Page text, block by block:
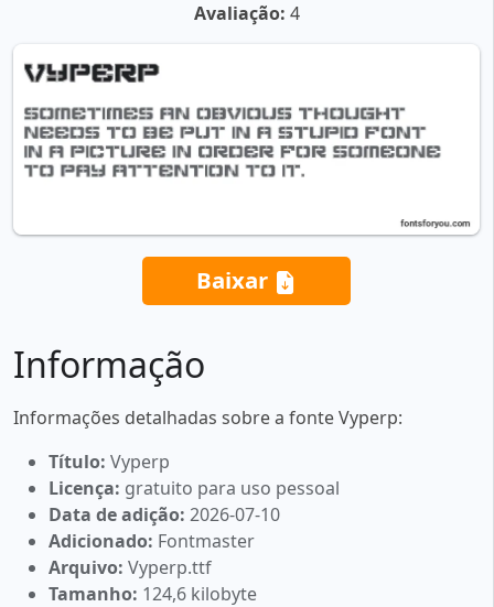
Avaliação: 4
Baixar
Informação
Informações detalhadas sobre a fonte Vyperp:
Título: Vyperp
Licença: gratuito para uso pessoal
Data de adição: 2026-07-10
Adicionado: Fontmaster
Arquivo: Vyperp.ttf
Tamanho: 124,6 kilobyte